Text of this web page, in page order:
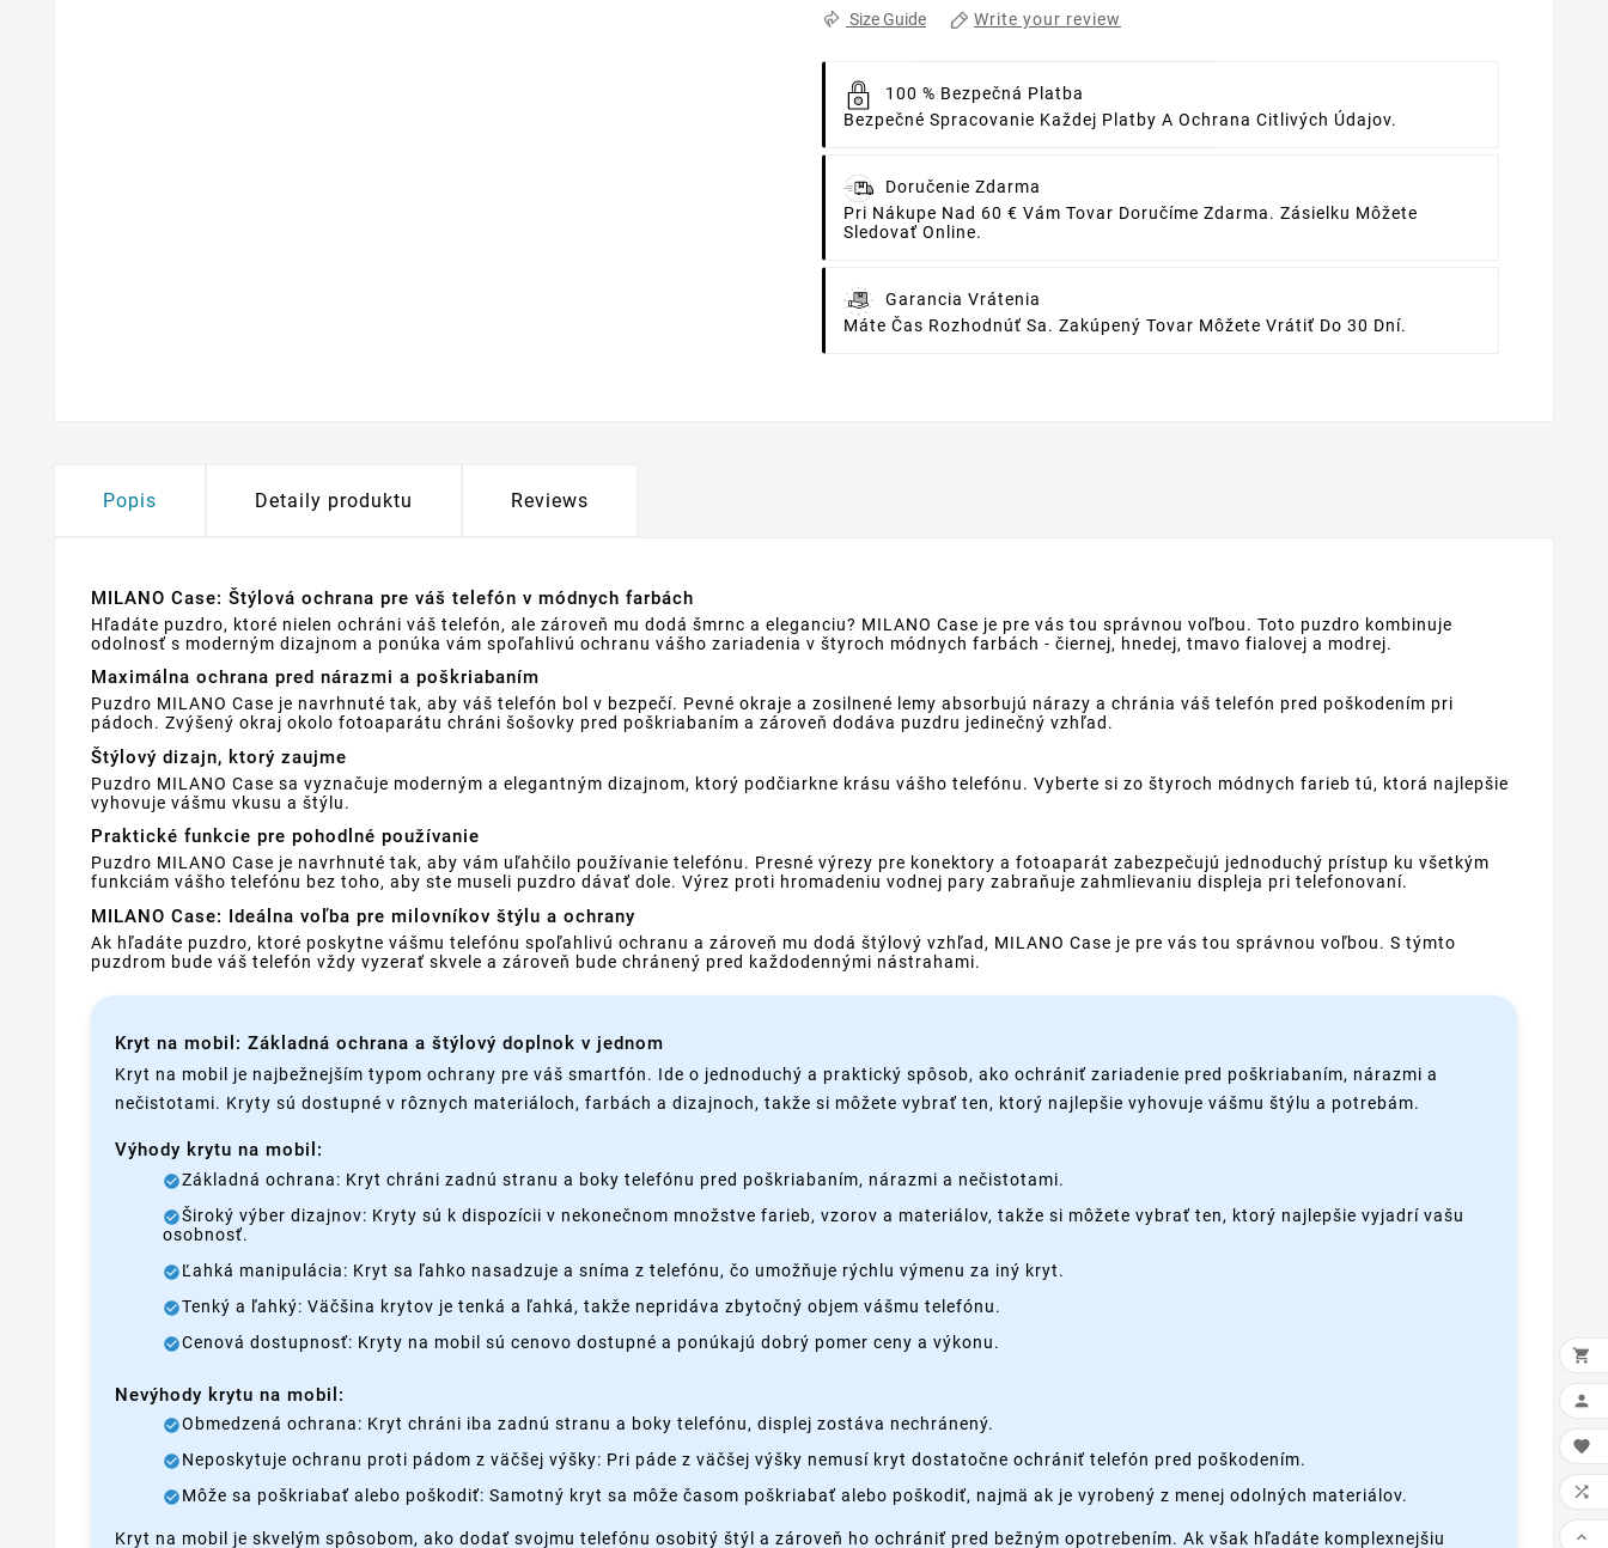
Size Guide Write your review
100 % Bezpečná Platba
Bezpečné Spracovanie Každej Platby A Ochrana Citlivých Údajov.
Doručenie Zdarma
Pri Nákupe Nad 60 € Vám Tovar Doručíme Zdarma. Zásielku Môžete
Sledovať Online.
Garancia Vrátenia
Máte Čas Rozhodnúť Sa. Zakúpený Tovar Môžete Vrátiť Do 30 Dní.
Popis Detaily produktu Reviews
MILANO Case: Štýlová ochrana pre váš telefón v módnych farbách
Hľadáte puzdro, ktoré nielen ochráni váš telefón, ale zároveň mu dodá šmrnc a eleganciu? MILANO Case je pre vás tou správnou voľbou. Toto puzdro kombinuje
odolnosť s moderným dizajnom a ponúka vám spoľahlivú ochranu vášho zariadenia v štyroch módnych farbách - čiernej, hnedej, tmavo fialovej a modrej.
Maximálna ochrana pred nárazmi a poškriabaním
Puzdro MILANO Case je navrhnuté tak, aby váš telefón bol v bezpečí. Pevné okraje a zosilnené lemy absorbujú nárazy a chránia váš telefón pred poškodením pri
pádoch. Zvýšený okraj okolo fotoaparátu chráni šošovky pred poškriabaním a zároveň dodáva puzdru jedinečný vzhľad.
Štýlový dizajn, ktorý zaujme
Puzdro MILANO Case sa vyznačuje moderným a elegantným dizajnom, ktorý podčiarkne krásu vášho telefónu. Vyberte si zo štyroch módnych farieb tú, ktorá najlepšie
vyhovuje vášmu vkusu a štýlu.
Praktické funkcie pre pohodlné používanie
Puzdro MILANO Case je navrhnuté tak, aby vám uľahčilo používanie telefónu. Presné výrezy pre konektory a fotoaparát zabezpečujú jednoduchý prístup ku všetkým
funkciám vášho telefónu bez toho, aby ste museli puzdro dávať dole. Výrez proti hromadeniu vodnej pary zabraňuje zahmlievaniu displeja pri telefonovaní.
MILANO Case: Ideálna voľba pre milovníkov štýlu a ochrany
Ak hľadáte puzdro, ktoré poskytne vášmu telefónu spoľahlivú ochranu a zároveň mu dodá štýlový vzhľad, MILANO Case je pre vás tou správnou voľbou. S týmto
puzdrom bude váš telefón vždy vyzerať skvele a zároveň bude chránený pred každodennými nástrahami.
Kryt na mobil: Základná ochrana a štýlový doplnok v jednom
Kryt na mobil je najbežnejším typom ochrany pre váš smartfón. Ide o jednoduchý a praktický spôsob, ako ochrániť zariadenie pred poškriabaním, nárazmi a
nečistotami. Kryty sú dostupné v rôznych materiáloch, farbách a dizajnoch, takže si môžete vybrať ten, ktorý najlepšie vyhovuje vášmu štýlu a potrebám.
Výhody krytu na mobil:
Základná ochrana: Kryt chráni zadnú stranu a boky telefónu pred poškriabaním, nárazmi a nečistotami.
Široký výber dizajnov: Kryty sú k dispozícii v nekonečnom množstve farieb, vzorov a materiálov, takže si môžete vybrať ten, ktorý najlepšie vyjadrí vašu
osobnosť.
Ľahká manipulácia: Kryt sa ľahko nasadzuje a sníma z telefónu, čo umožňuje rýchlu výmenu za iný kryt.
Tenký a ľahký: Väčšina krytov je tenká a ľahká, takže nepridáva zbytočný objem vášmu telefónu.
Cenová dostupnosť: Kryty na mobil sú cenovo dostupné a ponúkajú dobrý pomer ceny a výkonu.
Nevýhody krytu na mobil:
Obmedzená ochrana: Kryt chráni iba zadnú stranu a boky telefónu, displej zostáva nechránený.
Neposkytuje ochranu proti pádom z väčšej výšky: Pri páde z väčšej výšky nemusí kryt dostatočne ochrániť telefón pred poškodením.
Môže sa poškriabať alebo poškodiť: Samotný kryt sa môže časom poškriabať alebo poškodiť, najmä ak je vyrobený z menej odolných materiálov.
Kryt na mobil je skvelým spôsobom, ako dodať svojmu telefónu osobitý štýl a zároveň ho ochrániť pred bežným opotrebením. Ak však hľadáte komplexnejšiu




